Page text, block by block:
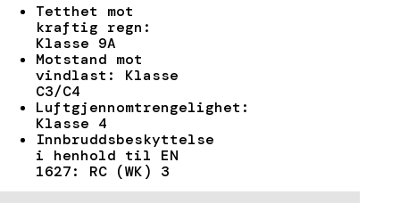
Tetthet mot
kraftig regn:
Klasse 9A
Motstand mot
vindlast: Klasse
C3/C4
Luftgjennomtrengelighet:
Klasse 4
Innbruddsbeskyttelse
i henhold til EN
1627: RC (WK) 3